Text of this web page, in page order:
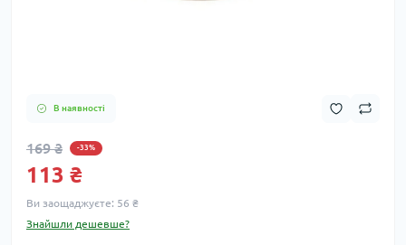
В наявності
169 ₴ -33%
113 ₴
Ви заощаджуєте: 56 ₴
Знайшли дешевше?